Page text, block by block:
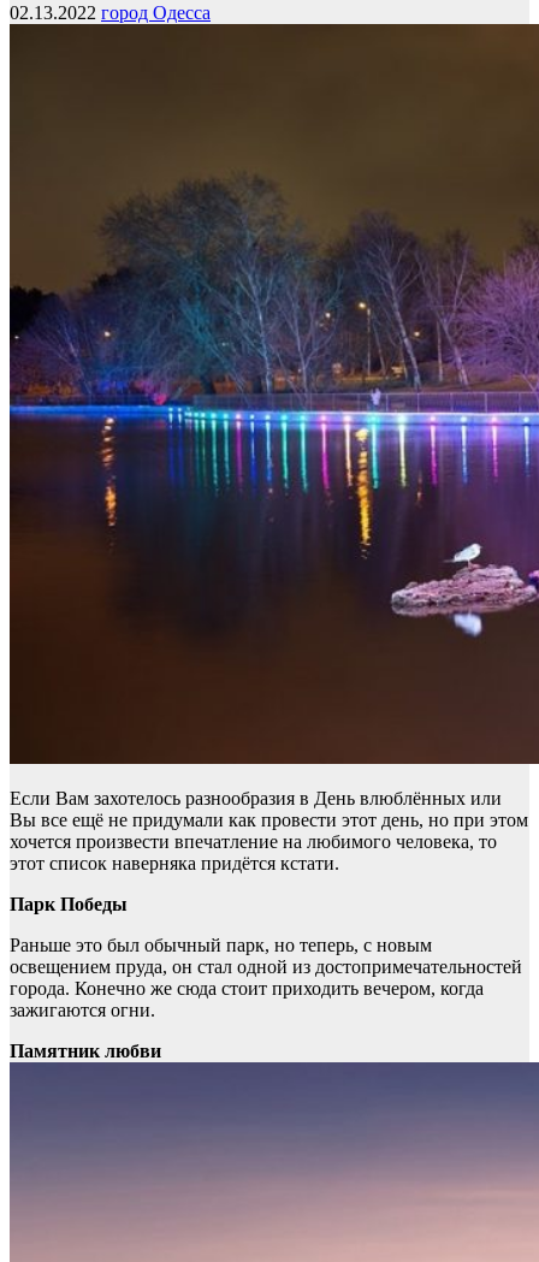
02.13.2022 город Одесса
Если Вам захотелось разнообразия в День влюблённых или
Вы все ещё не придумали как провести этот день, но при этом
хочется произвести впечатление на любимого человека, то
этот список наверняка придётся кстати.
Парк Победы
Раньше это был обычный парк, но теперь, с новым
освещением пруда, он стал одной из достопримечательностей
города. Конечно же сюда стоит приходить вечером, когда
зажигаются огни.
Памятник любви